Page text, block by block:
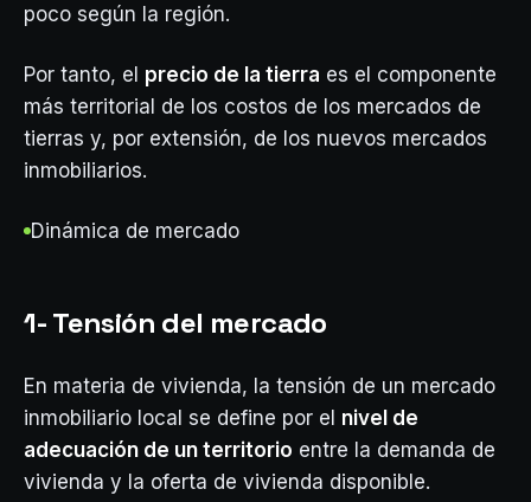
poco según la región.
Por tanto, el precio de la tierra es el componente
más territorial de los costos de los mercados de
tierras y, por extensión, de los nuevos mercados
inmobiliarios.
Dinámica de mercado
1- Tensión del mercado
En materia de vivienda, la tensión de un mercado
inmobiliario local se define por el nivel de
adecuación de un territorio entre la demanda de
vivienda y la oferta de vivienda disponible.